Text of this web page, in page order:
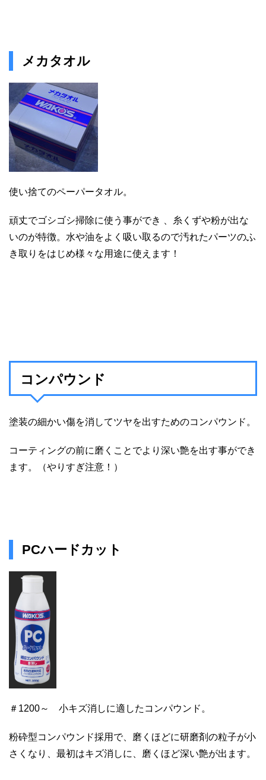
メカタオル
使い捨てのペーパータオル。
頑丈でゴシゴシ掃除に使う事ができ 、糸くずや粉が出な
いのが特徴。水や油をよく吸い取るので汚れたパーツのふ
き取りをはじめ様々な用途に使えます！
コンパウンド
塗装の細かい傷を消してツヤを出すためのコンパウンド。
コーティングの前に磨くことでより深い艶を出す事ができ
ます。（やりすぎ注意！）
PCハードカット
＃1200～ 小キズ消しに適したコンパウンド。
粉砕型コンパウンド採用で、磨くほどに研磨剤の粒子が小
さくなり、最初はキズ消しに、磨くほど深い艶が出ます。